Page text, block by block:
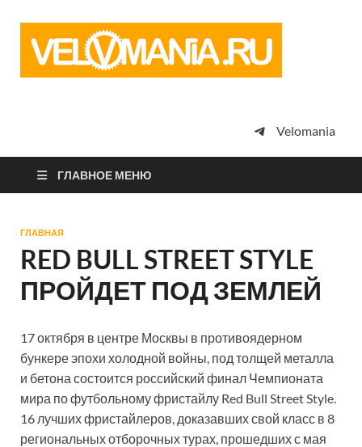
просто
Velomania
ГЛАВНОЕ МЕНЮ
ГЛАВНАЯ
RED BULL STREET STYLE
ПРОЙДЕТ ПОД ЗЕМЛЕЙ
17 октября в центре Москвы в противоядерном
бункере эпохи холодной войны, под толщей металла
и бетона состоится российский финал Чемпионата
мира по футбольному фристайлу Red Bull Street Style.
16 лучших фристайлеров, доказавших свой класс в 8
региональных отборочных турах, прошедших с мая